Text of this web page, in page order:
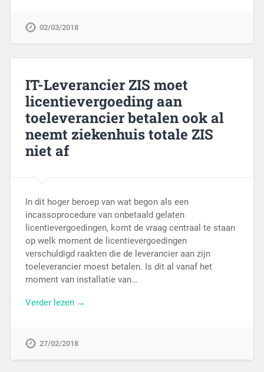
02/03/2018
IT-Leverancier ZIS moet
licentievergoeding aan
toeleverancier betalen ook al
neemt ziekenhuis totale ZIS
niet af
In dit hoger beroep van wat begon als een
incassoprocedure van onbetaald gelaten
licentievergoedingen, komt de vraag centraal te staan
op welk moment de licentievergoedingen
verschuldigd raakten die de leverancier aan zijn
toeleverancier moest betalen. Is dit al vanaf het
moment van installatie van…
Verder lezen →
27/02/2018